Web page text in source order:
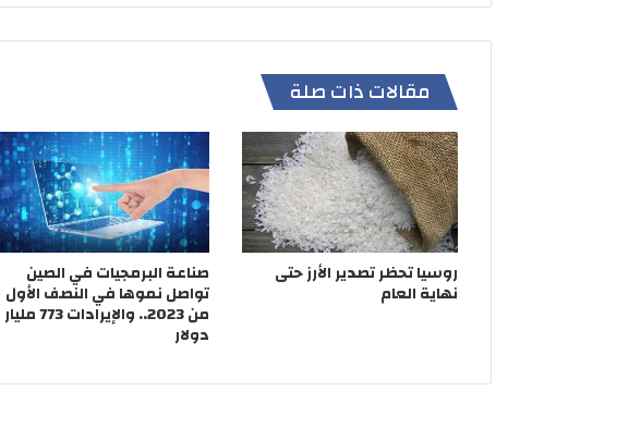
مقالات ذات صلة
روسيا تحظر تصدير الأرز حتى
نهاية العام
صناعة البرمجيات في الصين
تواصل نموها في النصف الأول
من 2023.. والإيرادات 773 مليار
دولار